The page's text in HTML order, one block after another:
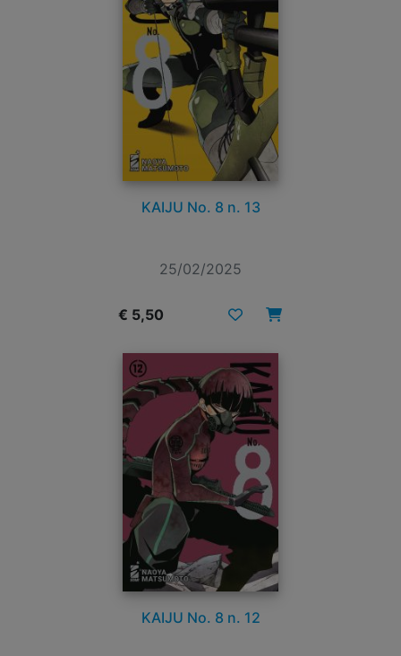
KAIJU No. 8 n. 13
25/02/2025
€ 5,50
KAIJU No. 8 n. 12